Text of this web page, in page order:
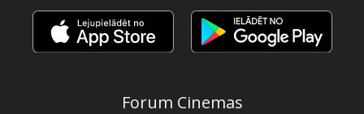
Forum Cinemas